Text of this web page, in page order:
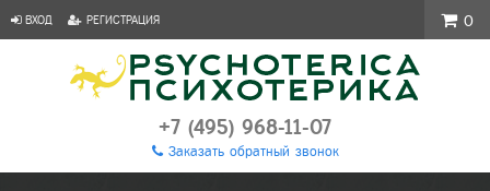
ВХОД РЕГИСТРАЦИЯ
+7 (495) 968-11-07
Заказать обратный звонок
0